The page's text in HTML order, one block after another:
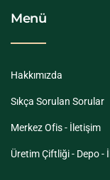
Menü
Hakkımızda
Sıkça Sorulan Sorular
Merkez Ofis - İletişim
Üretim Çiftliği - Depo -